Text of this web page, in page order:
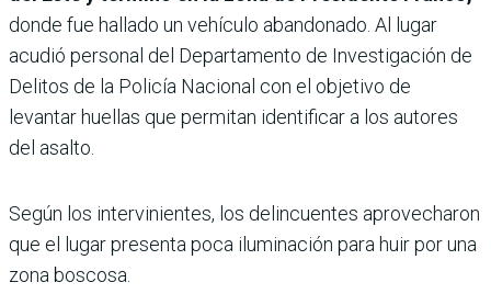
donde fue hallado un vehículo abandonado. Al lugar
acudió personal del Departamento de Investigación de
Delitos de la Policía Nacional con el objetivo de
levantar huellas que permitan identificar a los autores
del asalto.
Según los intervinientes, los delincuentes aprovecharon
que el lugar presenta poca iluminación para huir por una
zona boscosa.